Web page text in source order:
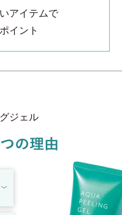
アイテムで
イント
ジェル